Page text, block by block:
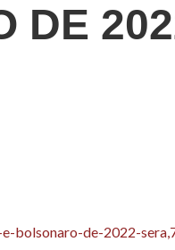
DE
bolsonaro-de-2022-